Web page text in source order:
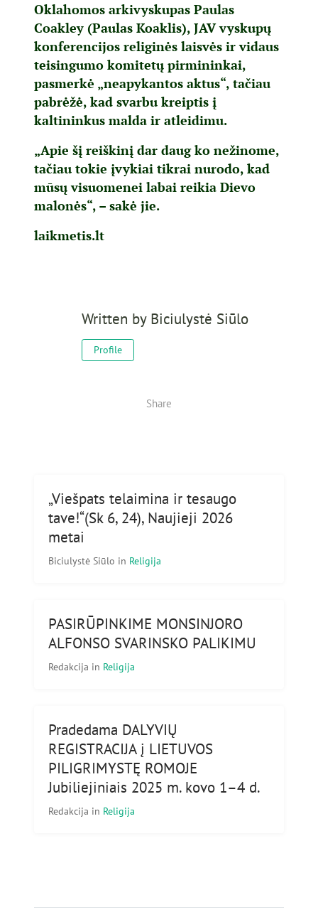
Oklahomos arkivyskupas Paulas
Coakley (Paulas Koaklis), JAV vyskupų
konferencijos religinės laisvės ir vidaus
teisingumo komitetų pirmininkai,
pasmerkė „neapykantos aktus“, tačiau
pabrėžė, kad svarbu kreiptis į
kaltininkus malda ir atleidimu.
„Apie šį reiškinį dar daug ko nežinome,
tačiau tokie įvykiai tikrai nurodo, kad
mūsų visuomenei labai reikia Dievo
malonės“, – sakė jie.
laikmetis.lt
Written by Biciulystė Siūlo
Profile
Share
„Viešpats telaimina ir tesaugo
tave!“(Sk 6, 24), Naujieji 2026
metai
Biciulystė Siūlo in Religija
PASIRŪPINKIME MONSINJORO
ALFONSO SVARINSKO PALIKIMU
Redakcija in Religija
Pradedama DALYVIŲ
REGISTRACIJA į LIETUVOS
PILIGRIMYSTĘ ROMOJE
Jubiliejiniais 2025 m. kovo 1–4 d.
Redakcija in Religija